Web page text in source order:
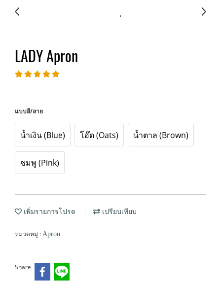
LADY Apron
แบบสี/ลาย
น้ำเงิน (Blue) โอ๊ต (Oats) น้ำตาล (Brown)
ชมพู (Pink)
เพิ่มรายการโปรด เปรียบเทียบ
หมวดหมู่ : Apron
Share